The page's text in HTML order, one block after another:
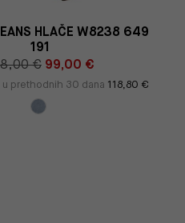
HLAČE W8238 649
191
€ 99,00 €
prethodnih 30 dana 118,80 €